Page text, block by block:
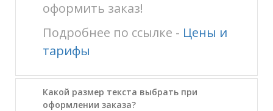
оформить заказ!
Подробнее по ссылке - Цены и
тарифы
Какой размер текста выбрать при
оформлении заказа?